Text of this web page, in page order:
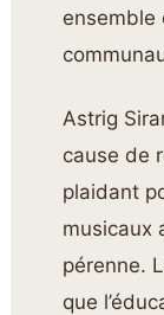
ensemble
Astrig
cause de
plaidant
musicaux
pérenne.
que